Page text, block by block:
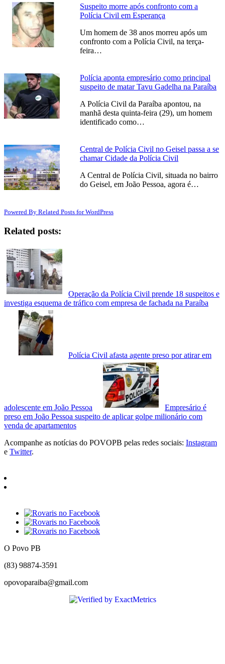
Suspeito morre após confronto com a
Polícia Civil em Esperança
Um homem de 38 anos morreu após um
confronto com a Polícia Civil, na terça-
feira…
Polícia aponta empresário como principal
suspeito de matar Tavu Gadelha na Paraíba
A Polícia Civil da Paraíba apontou, na
manhã desta quinta-feira (29), um homem
identificado como…
Central de Polícia Civil no Geisel passa a se
chamar Cidade da Polícia Civil
A Central de Polícia Civil, situada no bairro
do Geisel, em João Pessoa, agora é…
Powered By Related Posts for WordPress
Related posts:
Operação da Polícia Civil prende 18 suspeitos e
investiga esquema de tráfico com empresa de fachada na Paraíba
Polícia Civil afasta agente preso por atirar em
adolescente em João Pessoa
Empresário é
preso em João Pessoa suspeito de aplicar golpe milionário com
venda de apartamentos
Acompanhe as notícias do POVOPB pelas redes sociais: Instagram
e Twitter.
O Povo PB
(83) 98874-3591
opovoparaiba@gmail.com